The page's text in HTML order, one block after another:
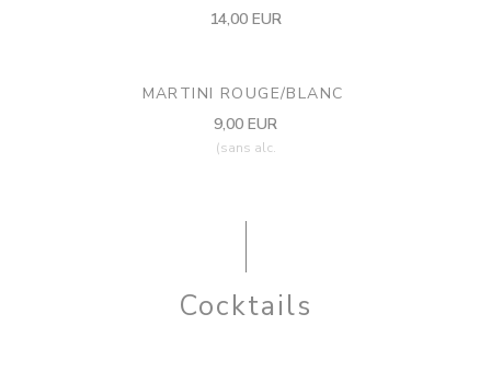
14,00 EUR
MARTINI ROUGE/BLANC
9,00 EUR
(sans alc.
Cocktails